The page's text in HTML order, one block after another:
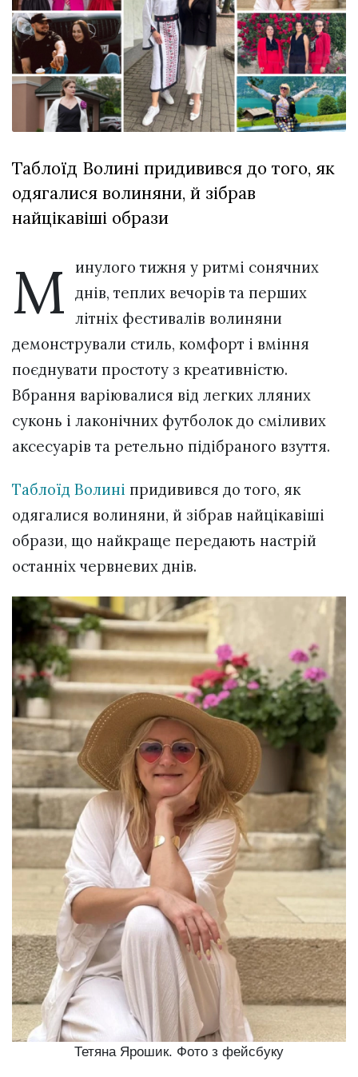
XIX
Спартакіада
VolWe...
29 Липня 2026
613 переглядів
Всі розділи
Персона
Афіша
ZONE 18+
Таблоїд Волині придивився до того, як
одягалися волиняни, й зібрав
найцікавіші образи
М
инулого тижня у ритмі сонячних
днів, теплих вечорів та перших
літніх фестивалів волиняни
демонстрували стиль, комфорт і вміння
поєднувати простоту з креативністю.
Вбрання варіювалися від легких лляних
суконь і лаконічних футболок до сміливих
аксесуарів та ретельно підібраного взуття.
Таблоїд Волині придивився до того, як
одягалися волиняни, й зібрав найцікавіші
образи, що найкраще передають настрій
останніх червневих днів.
Тетяна Ярошик. Фото з фейсбуку